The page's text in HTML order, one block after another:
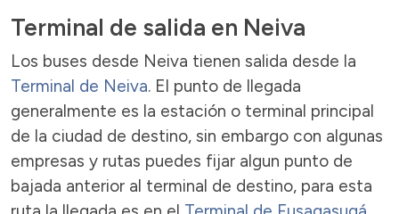
Terminal de salida en Neiva
Los buses desde Neiva tienen salida desde la
Terminal de Neiva. El punto de llegada
generalmente es la estación o terminal principal
de la ciudad de destino, sin embargo con algunas
empresas y rutas puedes fijar algun punto de
bajada anterior al terminal de destino, para esta